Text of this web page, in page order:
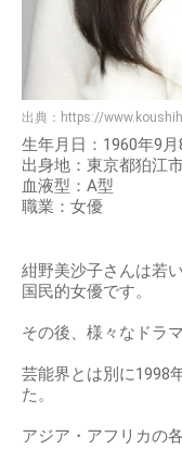
出典： https://
生年月日：1960年9月
出身地：東京都狛江
血液型：A型
職業：女優
紺野美沙子さんは若
国民的女優です。
その後、様々なドラ
芸能界とは別に1998
た。
アジア・アフリカの